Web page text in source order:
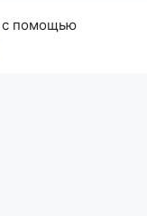
помощью